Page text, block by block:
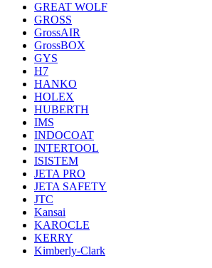
GREAT WOLF
GROSS
GrossAIR
GrossBOX
GYS
H7
HANKO
HOLEX
HUBERTH
IMS
INDOCOAT
INTERTOOL
ISISTEM
JETA PRO
JETA SAFETY
JTC
Kansai
KAROCLE
KERRY
Kimberly-Clark